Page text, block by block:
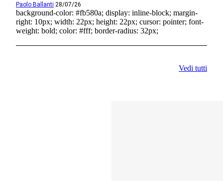
Paolo Ballanti 28/07/26
background-color: #fb580a; display: inline-block; margin-
right: 10px; width: 22px; height: 22px; cursor: pointer; font-
weight: bold; color: #fff; border-radius: 32px;
Vedi tutti